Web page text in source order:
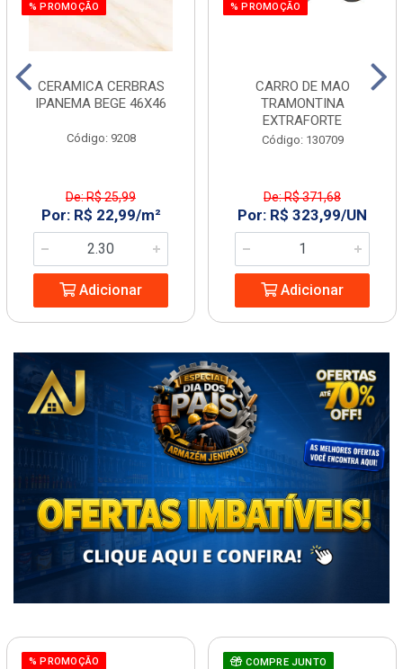
% PROMOÇÃO
CERAMICA CERBRAS
IPANEMA BEGE 46X46
Código: 9208
De: R$ 25,99
Por: R$ 22,99/m²
Adicionar
% PROMOÇÃO
CARRO DE MAO
TRAMONTINA
EXTRAFORTE
Código: 130709
De: R$ 371,68
Por: R$ 323,99/UN
Adicionar
% PROMOÇÃO COMPRE JUNTO